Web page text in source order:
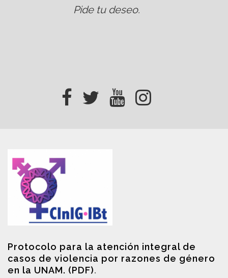
Pide tu deseo.
Protocolo para la atención integral de
casos de violencia por razones de género
en la UNAM. (PDF).